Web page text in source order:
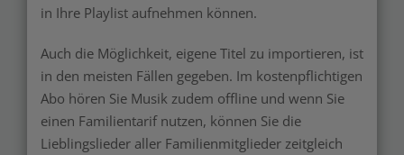
in Ihre Playlist aufnehmen können.
Auch die Möglichkeit, eigene Titel zu importieren, ist
in den meisten Fällen gegeben. Im kostenpflichtigen
Abo hören Sie Musik zudem offline und wenn Sie
einen Familientarif nutzen, können Sie die
Lieblingslieder aller Familienmitglieder zeitgleich